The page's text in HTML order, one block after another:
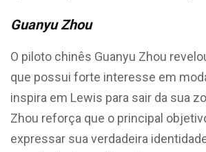
Guanyu Zhou
O piloto chinês Guanyu Zhou
que possui forte interesse em
inspira em Lewis para sair da sua
Zhou reforça que o principal
expressar sua verdadeira